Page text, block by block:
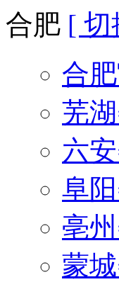
合肥 [ 切
合
芜
六
阜
亳
蒙